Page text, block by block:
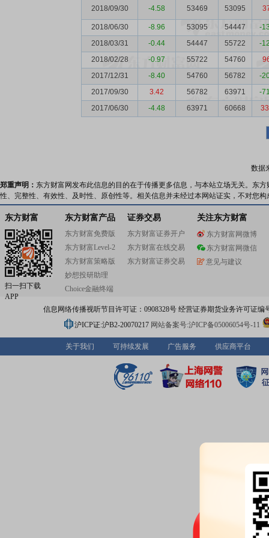
2018/09/30 -4.58 53469 53095
2018/06/30 -8.96 53095 54447
-
2018/03/31
-0.44 54447 55722
-
2018/02/28
-0.97 55722 54760
2017/12/31
-8.40 54760 56782
-
2017/09/30
3.42 56782 63971
-
2017/06/30
-4.48 63971 60668
数据
郑重声明： 东方财富网发布此信息的目的在于传播更多信息，与本站立场无关。东
性、完整性、有效性、及时性、原创性等。相关信息并未经过本网站证实，不对您
东方财富
扫一扫下载
APP
东方财富产品
东方财富免费版
东方财富Level-2
东方财富策略版
妙想投研助理
Choice金融终端
证券交易
东方财富证券开户
东方财富在线交易
东方财富证券交易
关注东方财富
东方财富网微博
东方财富网微信
意见与建议
信息网络传播视听节目许可证：0908328号 经营证券期货业务许可证编
沪ICP证:沪B2-20070217 网站备案号:沪ICP备05006054号-11
关于我们 可持续发展 广告服务 供应商平台